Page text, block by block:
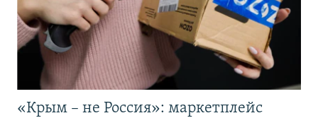
«Крым – не Россия»: маркетплейс